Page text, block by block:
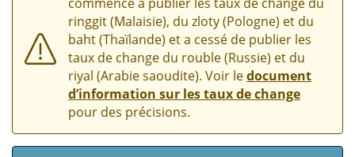
ringgit (Malaisie), du zloty (Pologne) et du
baht (Thaïlande) et a cessé de publier les
taux de change du rouble (Russie) et du
riyal (Arabie saoudite). Voir ledocument
d’information sur les taux de change
pour des précisions.